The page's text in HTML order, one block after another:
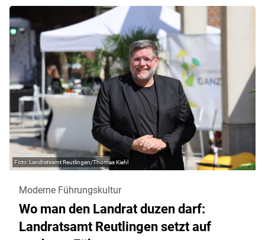
Landratsamt Reutlingen/Thomas Kiehl
Moderne Führungskultur
Wo man den Landrat duzen darf:
Landratsamt Reutlingen setzt auf